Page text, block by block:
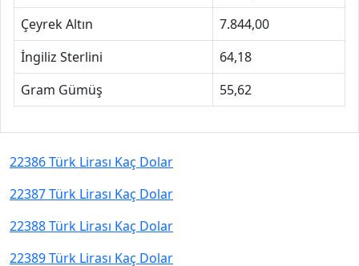
Çeyrek Altın
7.844,00
İngiliz Sterlini
64,18
Gram Gümüş
55,62
22386 Türk Lirası Kaç Dolar
22387 Türk Lirası Kaç Dolar
22388 Türk Lirası Kaç Dolar
22389 Türk Lirası Kaç Dolar